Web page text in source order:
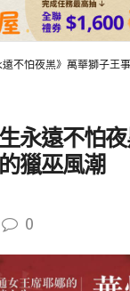
不怕夜黑》萬華獅子王
永遠不怕
獵巫風潮
0